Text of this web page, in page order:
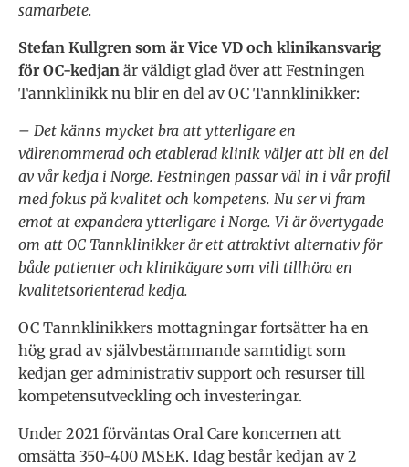
samarbete.
Stefan Kullgren som är Vice VD och klinikansvarig
för OC-kedjan är väldigt glad över att Festningen
Tannklinikk nu blir en del av OC Tannklinikker:
– Det känns mycket bra att ytterligare en
välrenommerad och etablerad klinik väljer att bli en del
av vår kedja i Norge. Festningen passar väl in i vår profil
med fokus på kvalitet och kompetens. Nu ser vi fram
emot at expandera ytterligare i Norge. Vi är övertygade
om att OC Tannklinikker är ett attraktivt alternativ för
både patienter och klinikägare som vill tillhöra en
kvalitetsorienterad kedja.
OC Tannklinikkers mottagningar fortsätter ha en
hög grad av självbestämmande samtidigt som
kedjan ger administrativ support och resurser till
kompetensutveckling och investeringar.
Under 2021 förväntas Oral Care koncernen att
omsätta 350-400 MSEK. Idag består kedjan av 2